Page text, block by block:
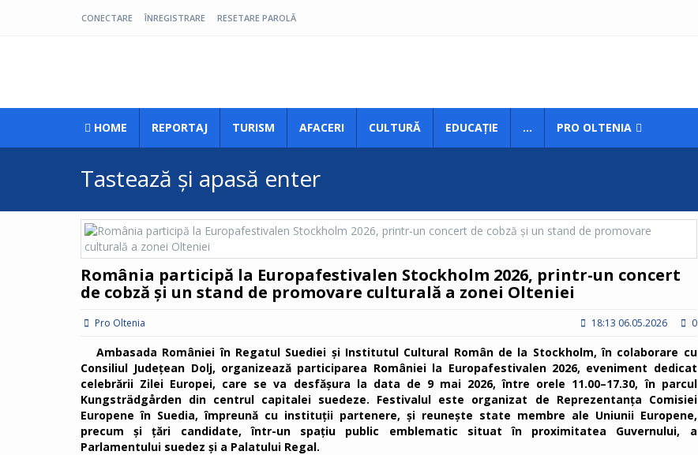
CONECTARE ÎNREGISTRARE RESETARE PAROLĂ
HOME REPORTAJ TURISM AFACERI CULTURĂ EDUCAȚIE ... PRO OLTENIA
România participă la Europafestivalen Stockholm 2026, printr-un concert
de cobză și un stand de promovare culturală a zonei Olteniei
Pro Oltenia 18:13 06.05.2026 0
Ambasada României în Regatul Suediei și Institutul Cultural Român de la Stockholm, în colaborare cu
Consiliul Județean Dolj, organizează participarea României la Europafestivalen 2026, eveniment dedicat
celebrării Zilei Europei, care se va desfășura la data de 9 mai 2026, între orele 11.00–17.30, în parcul
Kungsträdgården din centrul capitalei suedeze. Festivalul este organizat de Reprezentanța Comisiei
Europene în Suedia, împreună cu instituții partenere, și reunește state membre ale Uniunii Europene,
precum și țări candidate, într-un spațiu public emblematic situat în proximitatea Guvernului, a
Parlamentului suedez și a Palatului Regal.